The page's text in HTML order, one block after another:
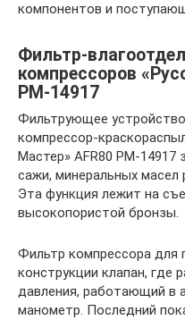
компонентов и
Фильтр-
компрессоров
PM-14917
Фильтрующее устройство
компрессор-
Мастер» AFR80 PM-
сажи, минеральных
Эта функция лежит на
высокопористой бронзы.
Фильтр компрессора для
конструкции клапан, где
давления, работающий в
манометр. Последний